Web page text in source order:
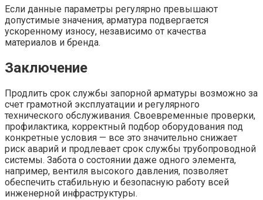
Если данные параметры регулярно превышают
допустимые значения, арматура подвергается
ускоренному износу, независимо от качества
материалов и бренда.
Заключение
Продлить срок службы запорной арматуры возможно за
счет грамотной эксплуатации и регулярного
технического обслуживания. Своевременные проверки,
профилактика, корректный подбор оборудования под
конкретные условия — все это значительно снижает
риск аварий и продлевает срок службы трубопроводной
системы. Забота о состоянии даже одного элемента,
например, вентиля высокого давления, позволяет
обеспечить стабильную и безопасную работу всей
инженерной инфраструктуры.